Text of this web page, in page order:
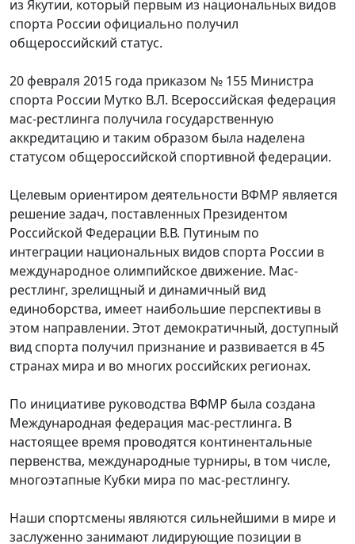
из Якутии, который первым из национальных видов
спорта России официально получил
общероссийский статус.
20 февраля 2015 года приказом № 155 Министра
спорта России Мутко В.Л. Всероссийская федерация
мас-рестлинга получила государственную
аккредитацию и таким образом была наделена
статусом общероссийской спортивной федерации.
Целевым ориентиром деятельности ВФМР является
решение задач, поставленных Президентом
Российской Федерации В.В. Путиным по
интеграции национальных видов спорта России в
международное олимпийское движение. Мас-
рестлинг, зрелищный и динамичный вид
единоборства, имеет наибольшие перспективы в
этом направлении. Этот демократичный, доступный
вид спорта получил признание и развивается в 45
странах мира и во многих российских регионах.
По инициативе руководства ВФМР была создана
Международная федерация мас-рестлинга. В
настоящее время проводятся континентальные
первенства, международные турниры, в том числе,
многоэтапные Кубки мира по мас-рестлингу.
Наши спортсмены являются сильнейшими в мире и
заслуженно занимают лидирующие позиции в